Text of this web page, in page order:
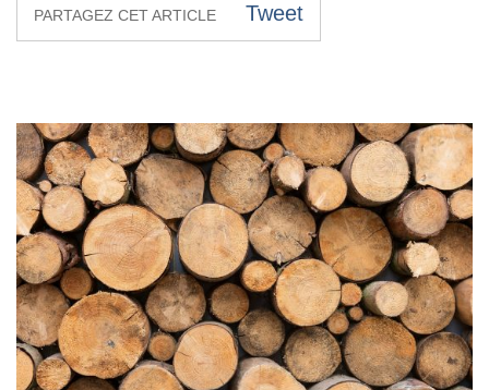
PARTAGEZ CET ARTICLE Tweet